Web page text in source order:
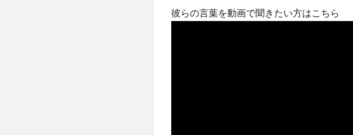
彼らの言葉を動画で聞きたい方はこちら